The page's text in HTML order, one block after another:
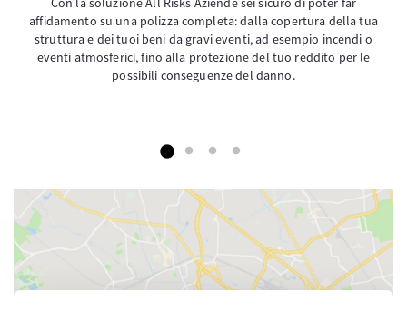
affidamento su una polizza completa: dalla copertura della tua
struttura e dei tuoi beni da gravi eventi, ad esempio incendi o
eventi atmosferici, fino alla protezione del tuo reddito per le
possibili conseguenze del danno.